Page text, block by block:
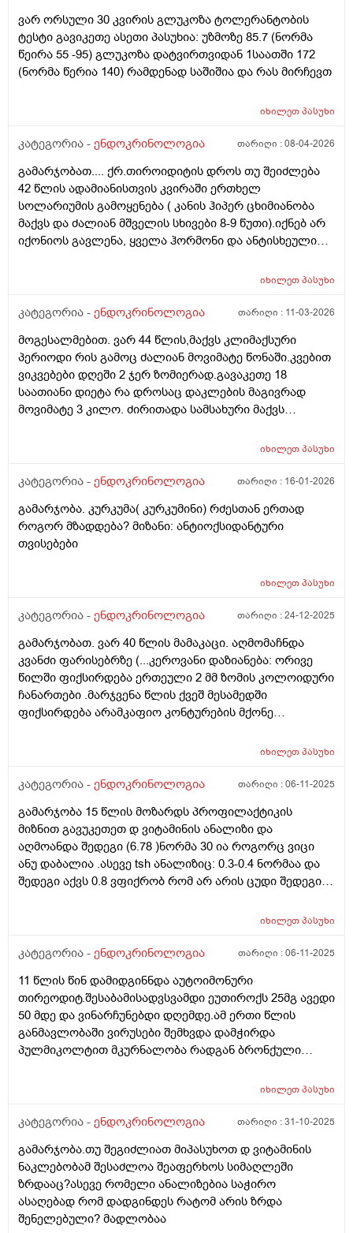
ვარ ორსული 30 კვირის გლუკოზა ტოლერანტობის
ტესტი გავიკეთე ასეთი პასუხია: უზმოზე 85.7 (ნორმა
წეირა 55 -95) გლუკოზა დატვირთვიდან 1საათში 172
(ნორმა წერია 140) რამდენად საშიშია და რას მირჩევთ
იხილეთპასუხი
კატეგორია - ენდოკრინოლოგია თარიღი :08-04-2026
გამარჯობათ.... ქრ.თიროიდიტის დროს თუ შეიძლება
42 წლის ადამიანისთვის კვირაში ერთხელ
სოლარიუმის გამოყენება ( კანის ჰიპერ ცხიმიანობა
მაქვს და ძალიან მშველის სხივები 8-9 წუთი).იქნებ არ
იქონიოს გავლენა, ყველა ჰორმონი და ანტისხეული
ჩიყვი იყო ,სამ თვიანმა მკურნალობამ კარგად იმუშავა(
მცენარეული დანამატებით და ფერმენტებით
შევბედე სოლარიუმზე საუბარი... ეს თვეებია არ
მისარგებლია,კანი საშინელ დღეში მაქვს,გამონაყრის
თვალსაზრისით,სამწუხაროდ დერმატოლოგებიც
ამოვწურე,უშედეგოდ...... მადლობა დიდი, (ფარისებრი
ჯირკვალი არასიმეტრიული, კონტურები მკვეტრი,
არაერთგვაროვანი. ეკოგენობა მომატებული
ნორმალური კეროვანი დაზიანებები: მარჯვენა წილში,
ქვედა მესამედში სახე ოვალური ფორმის,
სტორკონტურიანი, დაქვეითებული ეკოგენობის,
სოლიდური შენების კვანძიანი ვერტიკალური ზრდაით,
სუსტი შიდა ვასკულარიზაციათი, ზომით 4,5 X 2,5 მმ .
ფიბროზული უბნები. მარჯვენა წლის ზომებია 20 X 20 X
წლის ზომებია 16 X 17 X 40 მმ, მოცულობა 6 სმ საერთო
მოცულობა: 15,3 სმ (N 8-22 სმ) კისრის ორივე
გვერდითა ზედაპირზე სახება 1 სმ-მდე ზომის
დაქვეითებული ეკოგენობის ერთეული ლიმფური
კვანძები .
იხილეთპასუხი
კატეგორია - ენდოკრინოლოგია თარიღი : 11-03-2026
მოგესალმებით. ვარ 44 წლის,მაქვს კლიმაქსური
პერიოდი რის გამოც ძალიან მოვიმატე წონაში.კვებით
ვიკვებები დღეში 2 ჯერ ზომიერად.გავაკეთე 18
საათიანი დიეტა რა დროსაც დაკლების მაგივრად
მოვიმატე 3 კილო. ძირითადა სამსახური მაქვს
დაღლილობას. რა შეიძლება გავაკეთო რომ წონაში
იხილეთპასუხი
კატეგორია - ენდოკრინოლოგია თარიღი : 16-01-2026
გამარჯობა. კურკუმა( კურკუმინი) რძესთან ერთად
როგორ მზადდება? მიზანი: ანტიოქსიდანტური
თვისებები
იხილეთპასუხი
კატეგორია - ენდოკრინოლოგია თარიღი :24-12-2025
გამარჯობათ. ვარ 40 წლის მამაკაცი. აღმომაჩნდა
კვანძი ფარისებრზე (...კეროვანი დაზიანება: ორივე
წილში ფიქსირდება ერთეული 2 მმ ზომის კოლოიდური
ჩანართები .მარჯვენა წლის ქვეშ მესამედში
ფიქსირდება არამკაფიო კონტურების მქონე
ზომით: 2x4 მმ (EU-TIRADS 5).) კითხვაა ასეთი. ცხიმიანი
ხანი,წლებია ვსარგებლობ სოლარიუმით,კვირაში
კარგად სოლარიუმის მომაკვიდენებელი მხარეები) . ეს
კვანძი სოლარიუმის სხივებს ხომ არ შეეძლო
გამოეწვია და ამჟამად,ამ კვანძის ფონზე შეიძლება
კიდევ სოლარიუმით სარგებლობა? მადლობა დიდი
იხილეთპასუხი
კატეგორია - ენდოკრინოლოგია თარიღი :06-11-2025
გამარჯობა 15 წლის მოზარდს პროფილაქტიკის
მიზნით გავუკეთეთ დ ვიტამინის ანალიზი და
აღმოანდა შედეგი (6.78 )ნორმა 30 ია როგორც ვიცი
ანუ დაბალია .ასევე tsh ანალიზიც: 0.3-0.4 ნორმაა და
შედეგი აქვს 0.8 ვფიქრობ რომ არ არის ცუდი შედეგი
მაჩვენებელმა tsh ეს შედეგი შეცვალოს თუ არ მიიღო
იხილეთპასუხი
კატეგორია - ენდოკრინოლოგია თარიღი :06-11-2025
11 წლის წინ დამიდგინნდა აუტოიმონური
თირეოდიტ.შესაბამისადვსვამდი ეუთიროქს 25მგ ავედი
50 მდე და ვინარჩუნებდი დღემდე.ამ ერთი წლის
განმავლობაში ვირუსები შემხვდა დამჭირდა
პულმიკოლტით მკურნალობა რადგან ბრონქული
სტრესი და ნერვიიულობაც შემხვდა.ავიღე ანალიზები
6.ასევე დაბალი მაქვს რკინა ფერიტინი მომატებული
ნახ წელიწადში ამის ფონზე მქონდეს 6? გადავიმეორო
3 თვეში ისევ რადგან სხვა წამლების ფონზე შესაძლოა
განვითარდა ეს შედეგი? ან ზოგჯერ ვფიქრობ თავიდან
ხომ არ ჩავიტარო ენდოკრინოლოგია სახელ
დაფინანსებით იქნებ სულ აღარ არის საჭირო რაც 10
იხილეთპასუხი
კატეგორია - ენდოკრინოლოგია თარიღი :31-10-2025
გამარჯობა.თუ შეგიძლიათ მიპასუხოთ დ ვიტამინის
ნაკლებობამ შესაძლოა შეაფერხოს სიმაღლეში
ზრდააც?ასევე რომელი ანალიზებია საჭირო
ასაღებად რომ დადგინდეს რატომ არის ზრდა
შენელებული? მადლობაა